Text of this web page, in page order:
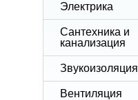
Электрика
Сантехника и
канализация
Звукоизоляция
Вентиляция